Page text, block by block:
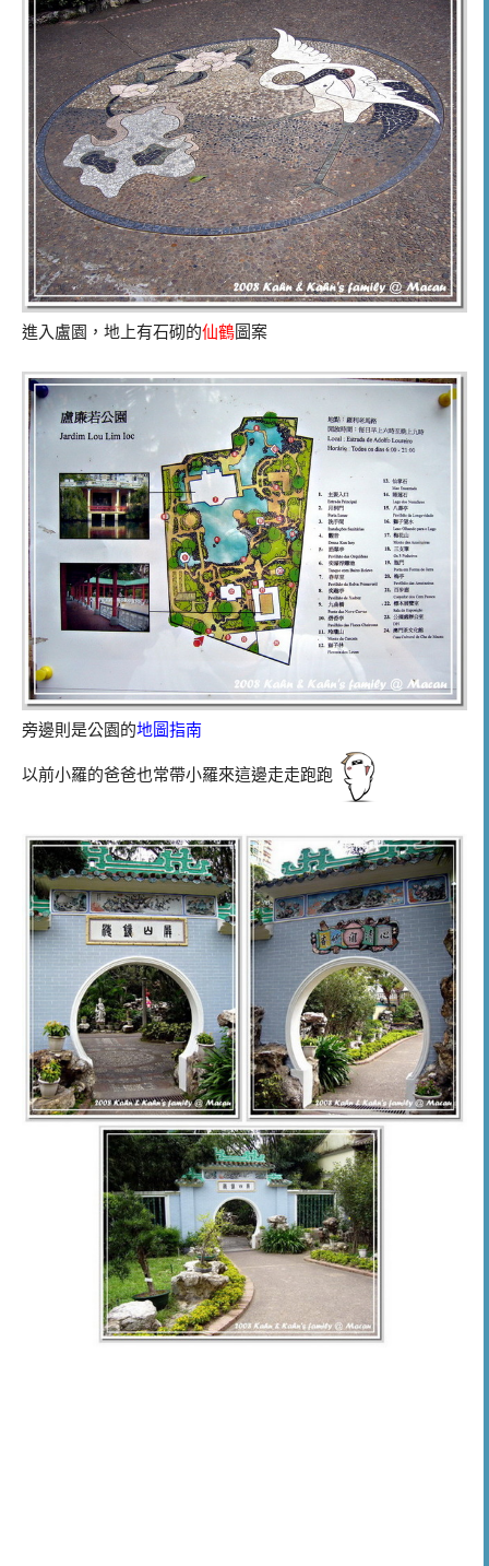
進入盧園，地上有石砌的仙鶴圖案
旁邊則是公園的地圖指南
以前小羅的爸爸也常帶小羅來這邊走走跑跑